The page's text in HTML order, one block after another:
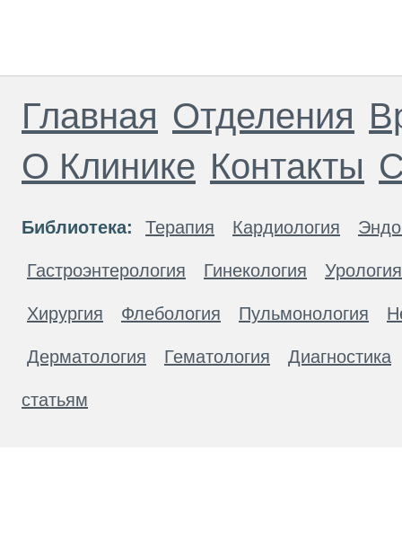
Главная Отделения
О Клинике Контакты
Библиотека: Терапия Кардиология
Гастроэнтерология Гинекология Урология
Хирургия Флебология Пульмонология
Дерматология Гематология Диагностика
статьям